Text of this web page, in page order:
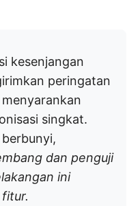
kesenjangan
peringatan
singkat.
dan penguji
ini